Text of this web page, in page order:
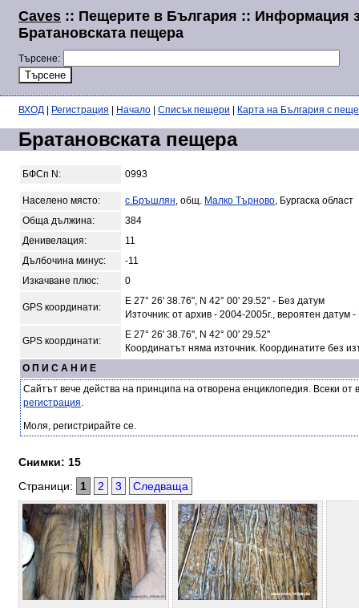
Caves :: Пещерите в България :: Информация
Братановската пещера
Търсене:
ВХОД Регистрация Начало Списък пещери Карта на България с
Братановската пещера
БФСп N: 0993
Населено място: с.Бръшлян, общ. Малко Търново, Бургаска област
Обща дължина:
384
Денивелация:
11
Дълбочина минус:
-11
Изкачване плюс:
0
GPS координати:
E 27° 26' 38.76", N 42° 00' 29.52" - Без датум
Източник: от архив - 2004-2005г., вероятен датум -
GPS координати:
E 27° 26' 38.76'', N 42° 00' 29.52''
Координатът няма източник. Координатите без
О П И С А Н И Е
Сайтът вече действа на принципа на отворена енциклопедия. Всеки
регистрация.
Моля, регистрирайте се.
Снимки: 15
Страници:
1 2 3 Следваща